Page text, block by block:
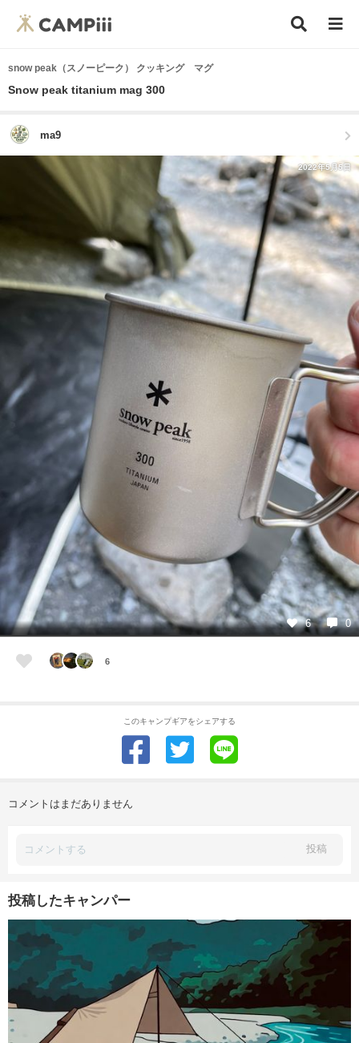
snow peak（スノーピーク） クッキング マグ
Snow peak titanium mag 300
ma9
2022年5月5日
6 0
6
このキャンプギアをシェアする
コメントはまだありません
投稿
投稿したキャンパー